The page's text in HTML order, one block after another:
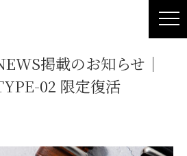
掲載のお知らせ｜
02 限定復活